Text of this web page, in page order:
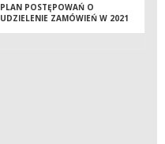
PLAN POSTĘPOWAŃ O
UDZIELENIE ZAMÓWIEŃ W 2021